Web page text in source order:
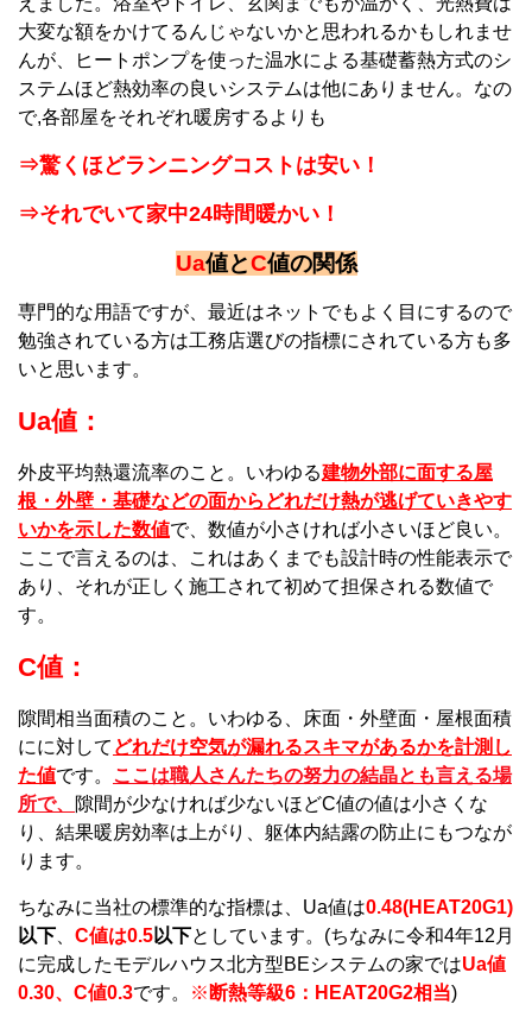
大変な額をかけてるんじゃないかと思われるかもしれませ
んが、ヒートポンプを使った温水による基礎蓄熱方式のシ
ステムほど熱効率の良いシステムは他にありません。なの
で,各部屋をそれぞれ暖房するよりも
⇒驚くほどランニングコストは安い！
⇒それでいて家中24時間暖かい！
Ua値とC値の関係
専門的な用語ですが、最近はネットでもよく目にするので
勉強されている方は工務店選びの指標にされている方も多
いと思います。
Ua値：
外皮平均熱還流率のこと。いわゆる建物外部に面する屋
根・外壁・基礎などの面からどれだけ熱が逃げていきやす
いかを示した数値で、数値が小さければ小さいほど良い。
ここで言えるのは、これはあくまでも設計時の性能表示で
あり、それが正しく施工されて初めて担保される数値で
す。
C値：
隙間相当面積のこと。いわゆる、床面・外壁面・屋根面積
にに対して どれだけ空気が漏れるスキマがあるかを計測し
た値です。
ここは職人さんたちの努力の結晶とも言える場
所で、
隙間が少なければ少ないほどC値の値は小さくな
り、結果暖房効率は上がり、躯体内結露の防止にもつなが
ります。
ちなみに当社の標準的な指標は、Ua値は0.48(HEAT20G1)
以下
C値は0.5以下としています。 (ちなみに令和4年12月
に完成したモデルハウス北方型BEシステムの家ではUa値
0.30、C値0.3です。 ※ 断熱等級6：HEAT20G2相当)